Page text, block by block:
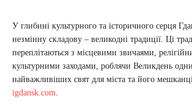
У глибині культурного та історичного серця
незмінну складову – великодні традиції. Ці
переплітаються з місцевими звичаями,
культурними заходами, роблячи Великдень
найважливіших свят для міста та його
igdansk.com.